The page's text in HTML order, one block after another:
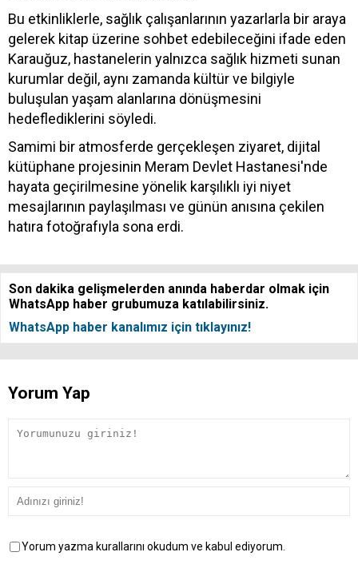
Bu etkinliklerle, sağlık çalışanlarının yazarlarla bir araya
gelerek kitap üzerine sohbet edebileceğini ifade eden
Karauğuz, hastanelerin yalnızca sağlık hizmeti sunan
kurumlar değil, aynı zamanda kültür ve bilgiyle
buluşulan yaşam alanlarına dönüşmesini
hedeflediklerini söyledi.
Samimi bir atmosferde gerçekleşen ziyaret, dijital
kütüphane projesinin Meram Devlet Hastanesi'nde
hayata geçirilmesine yönelik karşılıklı iyi niyet
mesajlarının paylaşılması ve günün anısına çekilen
hatıra fotoğrafıyla sona erdi.
Son dakika gelişmelerden anında haberdar olmak için
WhatsApp haber grubumuza katılabilirsiniz.
WhatsApp haber kanalımız için tıklayınız!
Yorum Yap
Yorum yazma kurallarını okudum ve kabul ediyorum.